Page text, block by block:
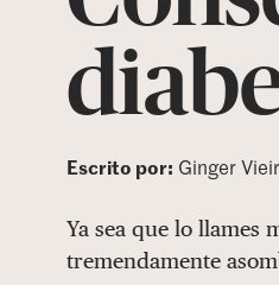
Escrito por: Ginger
Ya sea que lo llames
tremendamente